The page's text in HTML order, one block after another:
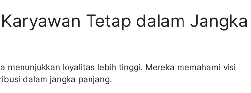
Tetap dalam Jangka
menunjukkan loyalitas lebih tinggi. Mereka memahami visi
dalam jangka panjang.